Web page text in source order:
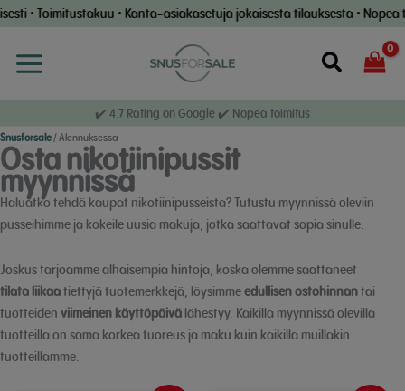
Siirry
sisältöön
• Kanta-asiakasetuja jokaisesta tilauksesta •
Etsi
✔️ 4.7 Rating on Google ✔️ Nopea toimitus
Snusforsale/Alennuksessa
Osta nikotiinipussit
myynnissä
Haluatko tehdä kaupat nikotiinipusseista? Tutustu myynnissä oleviin
pusseihimme ja kokeile uusia makuja, jotka saattavat sopia sinulle.
Joskus tarjoamme alhaisempia hintoja, koska olemme saattaneet
tilata liikaatiettyjä tuotemerkkejä, löysimmeedullisen ostohinnantai
tuotteiden viimeinen käyttöpäivä lähestyy. Kaikilla myynnissä olevilla
tuotteilla on sama korkea tuoreus ja maku kuin kaikilla muillakin
tuotteillamme.